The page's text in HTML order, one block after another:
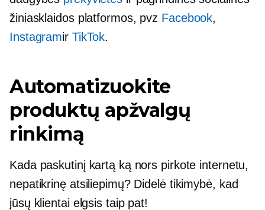
žiniasklaidos platformos, pvz Facebook,
Instagramir TikTok.
Automatizuokite
produktų apžvalgų
rinkimą
Kada paskutinį kartą ką nors pirkote internetu,
nepatikrinę atsiliepimų? Didelė tikimybė, kad
jūsų klientai elgsis taip pat!